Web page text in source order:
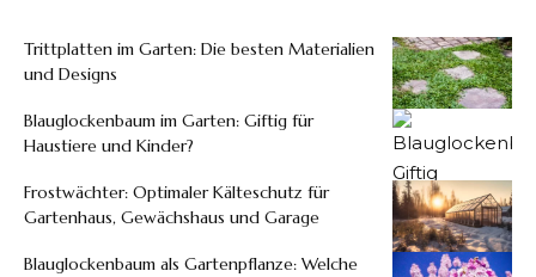
Trittplatten im Garten: Die besten Materialien
und Designs
Blauglockenbaum im Garten: Giftig für
Haustiere und Kinder?
Frostwächter: Optimaler Kälteschutz für
Gartenhaus, Gewächshaus und Garage
Blauglockenbaum als Gartenpflanze: Welche